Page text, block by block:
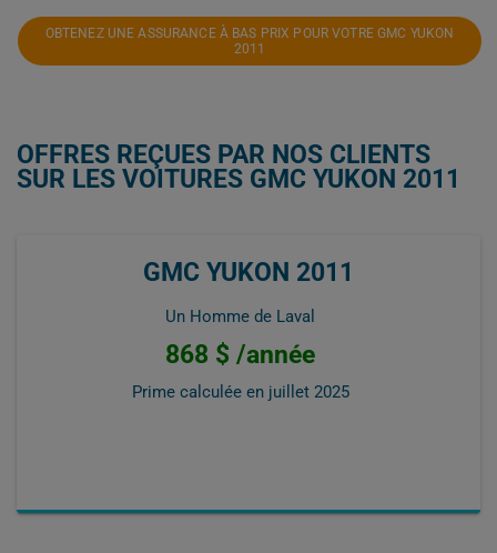
OBTENEZ UNE ASSURANCE À BAS PRIX POUR VOTRE GMC YUKON
2011
OFFRES REÇUES PAR NOS CLIENTS
SUR LES VOITURES GMC YUKON 2011
GMC YUKON 2011
Un Homme de Laval
868 $ /année
Prime calculée en juillet 2025